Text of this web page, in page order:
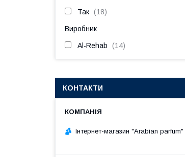
Так 18
Виробник
Al-Rehab 14
КОНТАКТИ
Інтернет-магазин "Arabian parfum"